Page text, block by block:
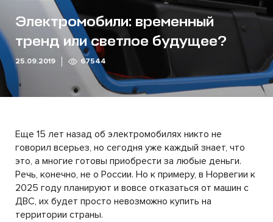
Электромобили: временный
тренд или светлое будущее?
25.09.2019 67544
Еще 15 лет назад об электромобилях никто не
говорил всерьез, но сегодня уже каждый знает, что
это, а многие готовы приобрести за любые деньги.
Речь, конечно, не о России. Но к примеру, в Норвегии к
2025 году планируют и вовсе отказаться от машин с
ДВС, их будет просто невозможно купить на
территории страны.